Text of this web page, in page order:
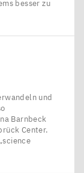
besser zu
und
Barnbeck
Center.